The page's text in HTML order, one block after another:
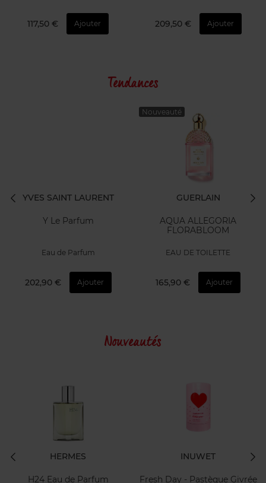
117,50 € Ajouter 209,50 € Ajouter
Tendances
YVES SAINT LAURENT
Y Le Parfum
Eau de Parfum
202,90 € Ajouter
Nouveauté
GUERLAIN
AQUA ALLEGORIA
FLORABLOOM
EAU DE TOILETTE
165,90 € Ajouter
Nouveautés
HERMES
H24 Eau de Parfum
INUWET
Fresh Day - Pastèque Givrée